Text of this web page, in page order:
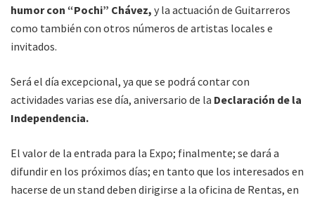
humor con “Pochi” Chávez, y la actuación de Guitarreros
como también con otros números de artistas locales e
invitados.
Será el día excepcional, ya que se podrá contar con
actividades varias ese día, aniversario de la Declaración de la
Independencia.
El valor de la entrada para la Expo; finalmente; se dará a
difundir en los próximos días; en tanto que los interesados en
hacerse de un stand deben dirigirse a la oficina de Rentas, en